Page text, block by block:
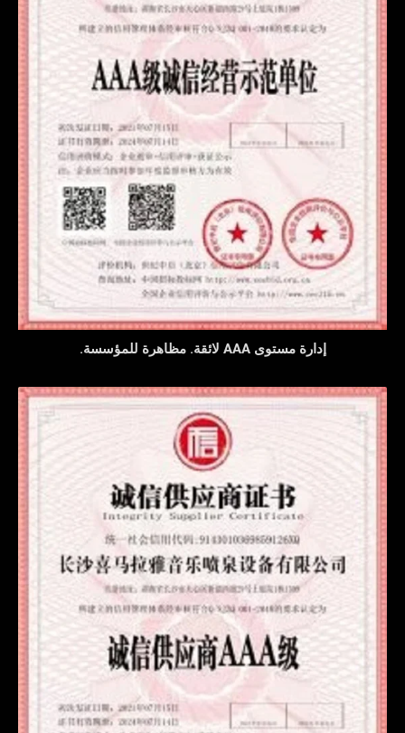
إدارة مستوى AAA لائقة. مظاهرة للمؤسسة.